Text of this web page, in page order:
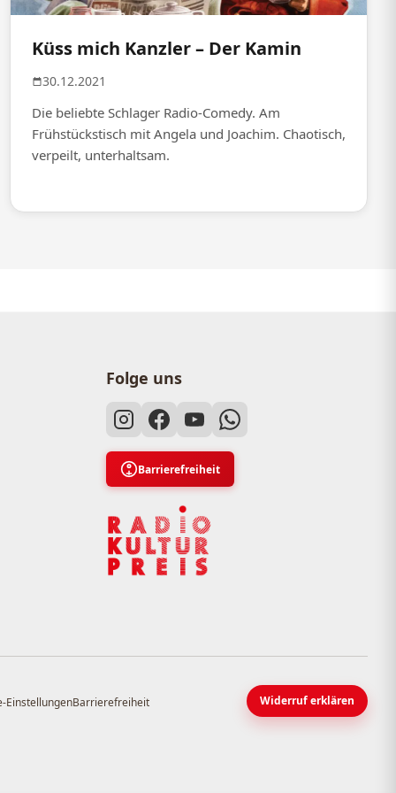
Küss mich Kanzler – Der Kamin
30.12.2021
Die beliebte Schlager Radio-Comedy. Am
Frühstückstisch mit Angela und Joachim. Chaotisch,
verpeilt, unterhaltsam.
Folge uns
Barrierefreiheit
EinstellungenBarrierefreiheit Widerruf erklären